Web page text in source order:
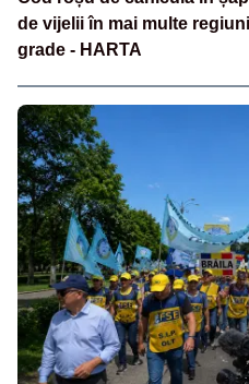
de vijelii în mai multe
grade - HARTA